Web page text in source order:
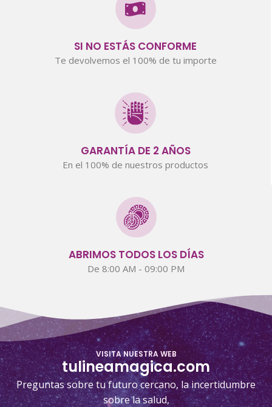
SI NO ESTÁS CONFORME
Te devolvemos el 100% de tu importe
GARANTÍA DE 2 AÑOS
En el 100% de nuestros productos
ABRIMOS TODOS LOS DÍAS
De 8:00 AM - 09:00 PM
VISITA NUESTRA WEB
tulineamagica.com
Preguntas sobre tu futuro cercano, la incertidumbre
sobre la salud,